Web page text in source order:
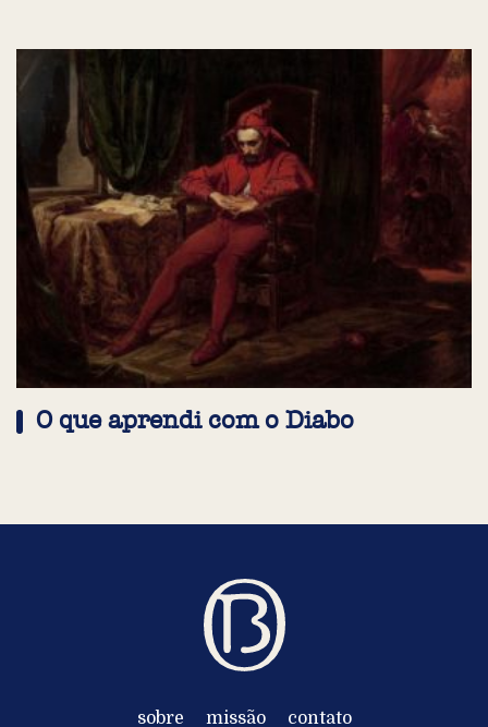
O que aprendi com o Diabo
sobre missão contato